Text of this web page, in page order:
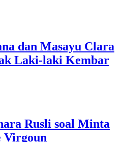
dan Masayu Clara
Laki-laki Kembar
Rusli soal Minta
Virgoun